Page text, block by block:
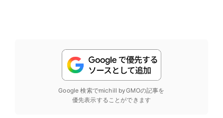
Google 検索でmichill byGMOの記事を
優先表示することができます